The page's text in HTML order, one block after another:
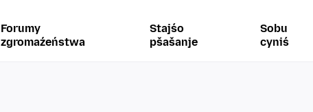
Forumy
zgromaźeństwa
Stajśo
pšašanje
Sobu
cyniś